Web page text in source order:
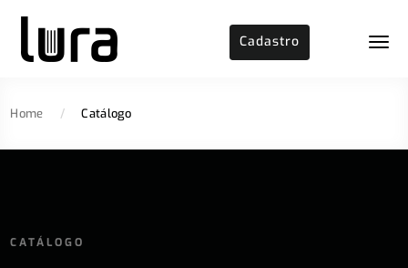
Cadastro
Home / Catálogo
CATÁLOGO